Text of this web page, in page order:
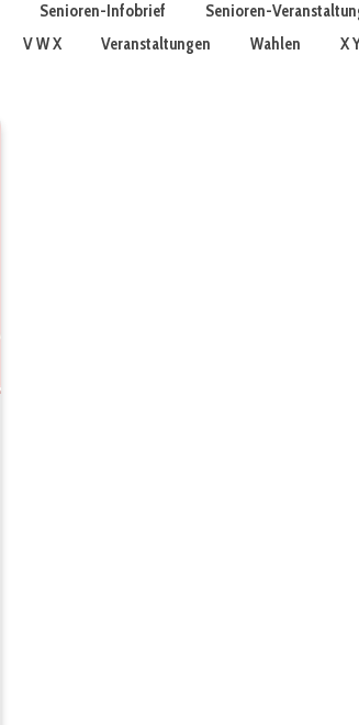
Senioren-Infobrief Senioren-
V W X Veranstaltungen Wahlen X